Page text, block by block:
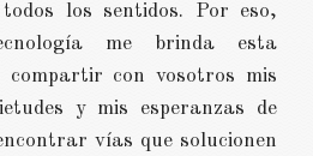
los sentidos. Por eso,
me brinda esta
compartir con vosotros mis
y mis esperanzas de
vías que solucionen